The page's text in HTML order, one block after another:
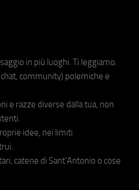
in più luoghi. Ti leggiamo.
community) polemiche e
e razze diverse dalla tua, non
idee, nei limiti
catene di Sant'Antonio o cose